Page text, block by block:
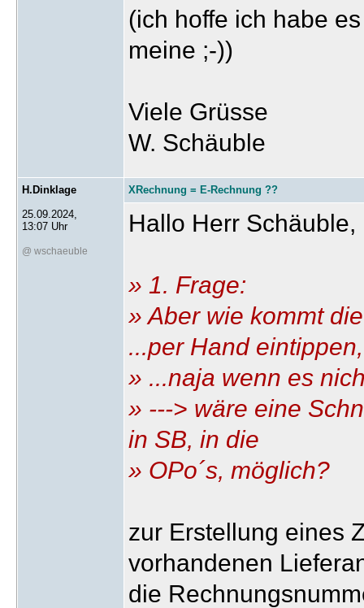
(ich hoffe ich habe
meine ;-))
Viele Grüsse
W. Schäuble
H.Dinklage
25.09.2024,
13:07 Uhr
@ wschaeuble
XRechnung = E-Rechnung ??
Hallo Herr Schäuble,
» 1. Frage:
» Aber wie kommt
...per Hand eintippen,
» ...naja wenn es
» ---> wäre eine
in SB, in die
» OPo´s, möglich?
zur Erstellung eines
vorhandenen
die